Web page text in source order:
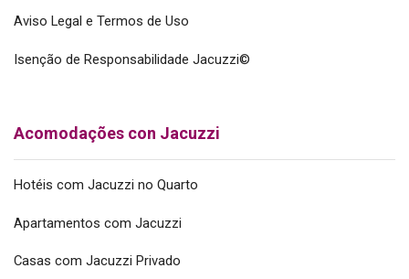
Aviso Legal e Termos de Uso
Isenção de Responsabilidade Jacuzzi©
Acomodações con Jacuzzi
Hotéis com Jacuzzi no Quarto
Apartamentos com Jacuzzi
Casas com Jacuzzi Privado